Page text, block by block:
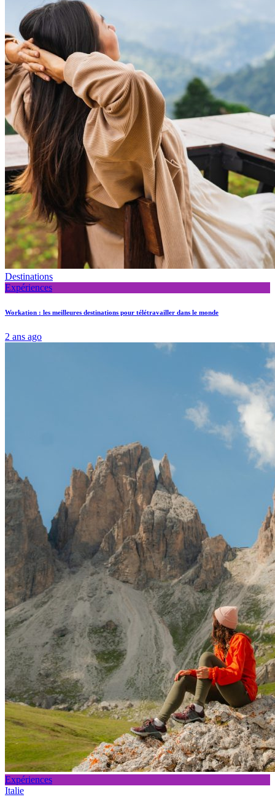
Destinations
Expériences
Workation : les meilleures destinations pour télétravailler dans le monde
2 ans ago
Expériences
Italie